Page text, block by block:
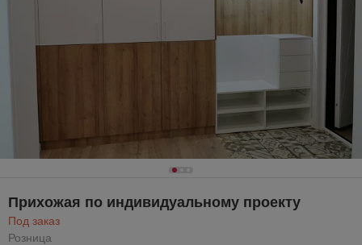
Прихожая по индивидуальному проекту
Под заказ
Розница